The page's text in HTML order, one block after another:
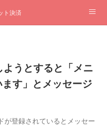
ト決済
うとすると「メニ
す」とメッセージ
が登録されているとメッセー